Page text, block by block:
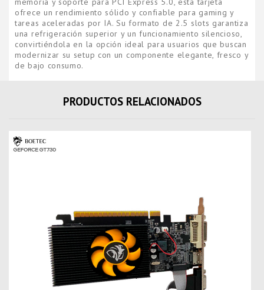
ofrece un rendimiento sólido y confiable para gaming y
tareas aceleradas por IA. Su formato de 2.5 slots garantiza
una refrigeración superior y un funcionamiento silencioso,
convirtiéndola en la opción ideal para usuarios que buscan
modernizar su setup con un componente elegante, fresco y
de bajo consumo.
PRODUCTOS RELACIONADOS